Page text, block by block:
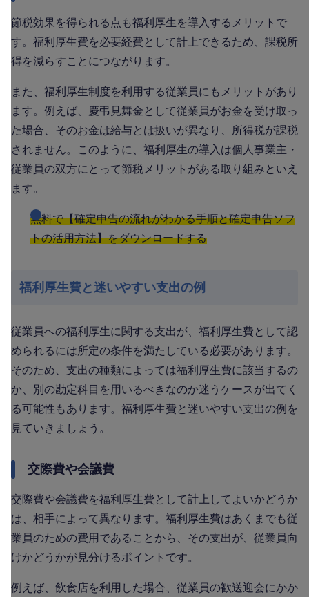
節税効果を得られる点も福利厚生を導入するメリットで
す。福利厚生費を必要経費として計上できるため、課税所
得を減らすことにつながります。
また、福利厚生制度を利用する従業員にもメリットがあり
ます。例えば、慶弔見舞金として従業員がお金を受け取っ
た場合、そのお金は給与とは扱いが異なり、所得税が課税
されません。このように、福利厚生の導入は個人事業主・
従業員の双方にとって節税メリットがある取り組みといえ
ます。
無料で【確定申告の流れがわかる手順と確定申告ソフ
トの活用方法】をダウンロードする
福利厚生費と迷いやすい支出の例
従業員への福利厚生に関する支出が、福利厚生費として認
められるには所定の条件を満たしている必要があります。
そのため、支出の種類によっては福利厚生費に該当するの
か、別の勘定科目を用いるべきなのか迷うケースが出てく
る可能性もあります。福利厚生費と迷いやすい支出の例を
見ていきましょう。
交際費や会議費
交際費や会議費を福利厚生費として計上してよいかどうか
は、相手によって異なります。福利厚生費はあくまでも従
業員のための費用であることから、その支出が、従業員向
けかどうかが見分けるポイントです。
例えば、飲食店を利用した場合、従業員の歓送迎会にかか